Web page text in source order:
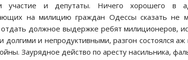
участие и депутаты. Ничего хорошего в
на милицию граждан Одессы сказать не
отдать должное выдержке ребят милиционеров,
долгими и непродуктивными, разгон состоялся
Заурядное действо по аресту насильника,